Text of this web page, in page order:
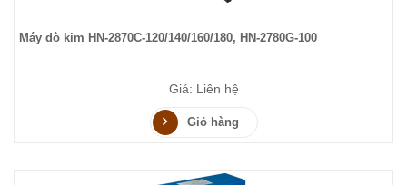
Máy dò kim HN-2870C-120/140/160/180, HN-2780G-100
Giá: Liên hệ
Giỏ hàng